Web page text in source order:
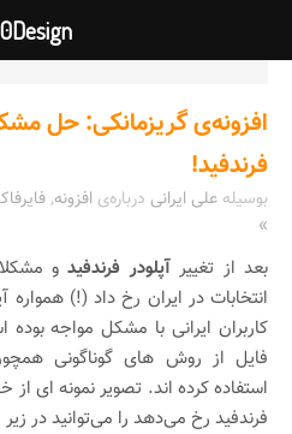
افزونه‌ی گریزمانکی: حل
فرندفید!
بوسیله علی ایرانی درباره‌ی افزونه,
»
بعد از تغییرآپلودر فرندفیدو
انتخابات در ایران رخ داد (!) همواره
کاربران ایرانی با مشکل مواجه بوده
فایل از روش های گوناگونی
استفاده کرده اند. تصویر نمونه ای
فرندفید رخ می‌دهد را می‌توانید در